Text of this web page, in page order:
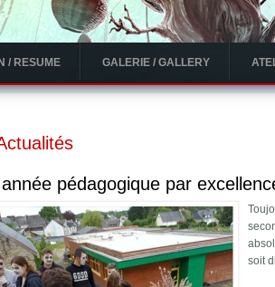
/ RESUME GALERIE / GALLERY
pédagogique par
soit